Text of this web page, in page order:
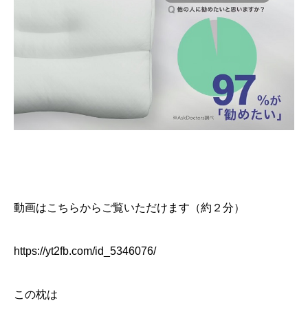
動画はこちらからご覧いただけます（約２分）
https://yt2fb.com/id_5346076/
この枕は